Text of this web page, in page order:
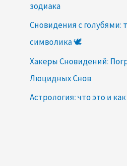
зодиака
Сновидения с голубями:
символика 🕊️
Хакеры Сновидений:
Люцидных Снов
Астрология: что это и